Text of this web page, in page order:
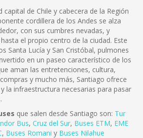
capital de Chile y cabecera de la Región
cordillera de los Andes se alza
con sus cumbres nevadas, y
el propio centro de la ciudad. Este
Santa Lucía y San Cristóbal, pulmones
en un paseo característico de los
aman las entretenciones, cultura,
y mucho más, Santiago ofrece
la infraestructura necesarias para pasar
que salen desde Santiago son: Tur
Bus, Cruz del Sur, Buses ETM, EME
, Buses Romani y Buses Nilahue